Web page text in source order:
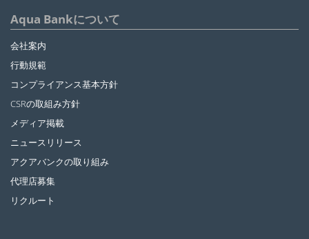
Aqua Bankについて
会社案内
行動規範
コンプライアンス基本方針
CSRの取組み方針
メディア掲載
ニュースリリース
アクアバンクの取り組み
代理店募集
リクルート